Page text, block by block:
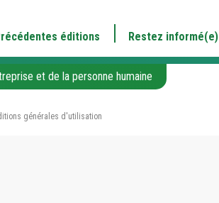
éditions Restez informé(e)
et de la personne humaine
générales d'utilisation